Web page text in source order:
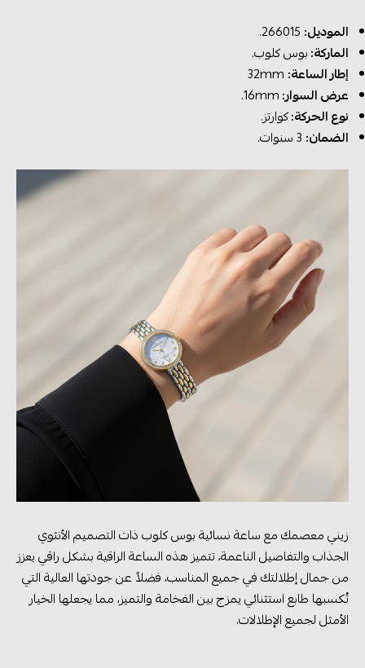
الموديل:
الماركة:بوس كلوب.
إطار الساعة:
عرض السوار:16mm.
نوع الحركة:كوارتز.
الضمان:
زيني معصمك مع ساعة نسائية بوس كلوب ذات التصميم الأنثوي
الجذاب والتفاصيل الناعمة، تتميز هذه الساعة الراقية بشكل راقي يعزز
من جمال إطلالتك في جميع المناسب، فضلاً عن جودتها العالية التي
تُكسبها طابع استثنائي يمزج بين الفخامة والتميز، مما يجعلها الخيار
الأمثل لجميع الإطلالات.